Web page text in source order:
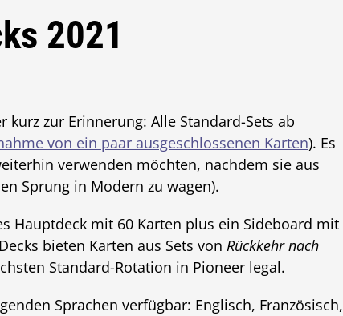
2021
zur Erinnerung: Alle Standard-Sets ab
von ein paar ausgeschlossenen Karten). Es
verwenden möchten, nachdem sie aus
Sprung in Modern zu wagen).
Hauptdeck mit 60 Karten plus ein Sideboard mit
bieten Karten aus Sets von Rückkehr nach
Standard-Rotation in Pioneer legal.
Sprachen verfügbar: Englisch, Französisch,